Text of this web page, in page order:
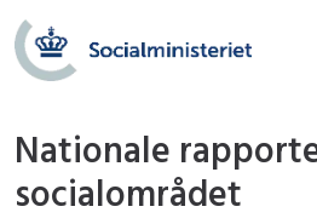
Nationale
socialområdet